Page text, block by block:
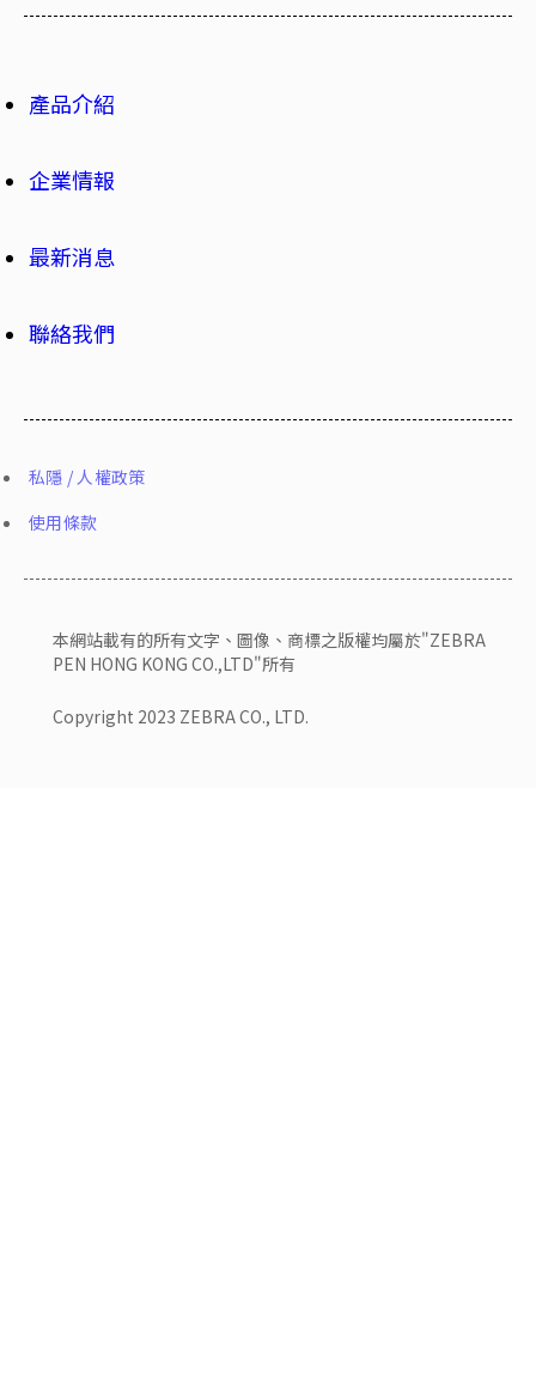
產品介紹
企業情報
最新消息
聯絡我們
本網站載有的所有文字、圖像、商標之版權均屬於"ZEBRA
PEN HONG KONG CO.,LTD"所有
Copyright 2023 ZEBRA CO., LTD.
私隱 / 人權政策
使用條款